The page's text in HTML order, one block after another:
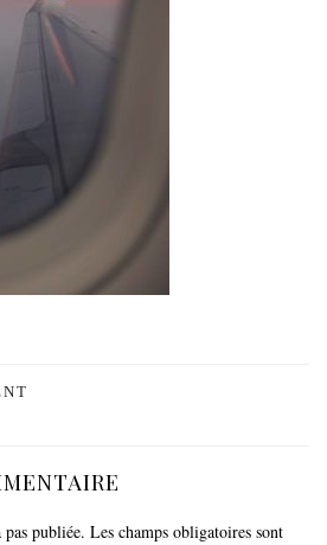
pas publiée. Les champs obligatoires sont